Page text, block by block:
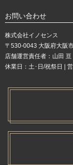
お問い合わせ
株式会社イノセンス
〒530-0043 大阪府大阪
店舗運営責任者：山田 亘
休業日：土･日/祝祭日 |